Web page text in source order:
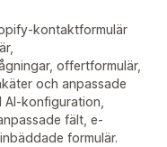
kontaktformulär
offertformulär,
och anpassade
AI-konfiguration,
fält, e-
formulär.